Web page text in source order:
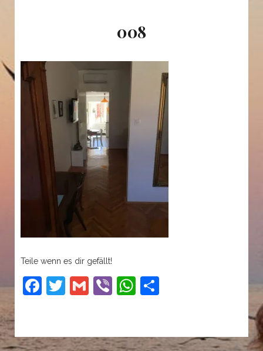
008
Teile wenn es dir gefällt!
Facebook
Twitter
GmailViberWhatsApp